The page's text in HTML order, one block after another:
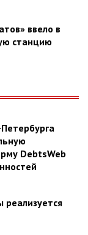
ввело в
станцию
DebtsWeb
реализуется